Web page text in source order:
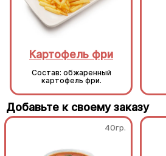
Картофель фри
Состав: обжаренный
картофель фри.
Добавьте к своему заказу
40гр.